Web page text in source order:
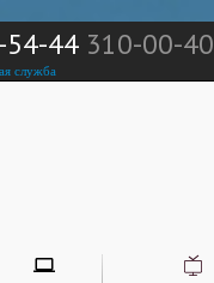
54-44 310-00-40
служба